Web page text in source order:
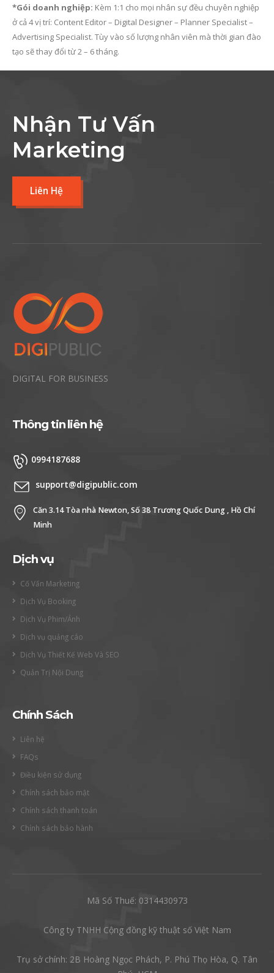
*Gói doanh nghiệp: Kèm 1:1 cho mọi nhân sự đều chuyên nghiệp
ở cả 4 vị trí: Content Editor – Digital Designer – Planner Specialist –
Advertising Specialist. Tùy vào số lượng nhân viên mà thời gian đào
tạo sẽ thay đổi từ 2 – 6 tháng.
Nhận Tư Vấn
Marketing
Liên Hệ
DIGITAL FOR BUSINESS
Thông tin liên hệ
0994187688
support@digipublic.com
Căn 3.14 Tòa nhà Newton, Số 38 Trương Quốc Dung , Hồ Chí
Minh
Dịch vụ
Cố Vấn Marketing
Dịch Vụ Booking
Dịch Vụ Phim/Ảnh
Dịch vụ quảng cáo
Dịch Vụ Thiết Kế Web Và SEO
Quản Trị Nội Dung
Chính Sách
Liên hệ
FAQs
Điều kiện sử dụng
Chính sách bảo mật
Chính sách thanh toán
Chính sách bảo hành
Mã Số Thuế: 0314430973
Công ty TNHH Cộng đồng kỹ thuật số Việt Nam
Trụ sở chính: 2B Hoàng Ngọc Phách, P. Phú Thọ Hòa, Q. Tân